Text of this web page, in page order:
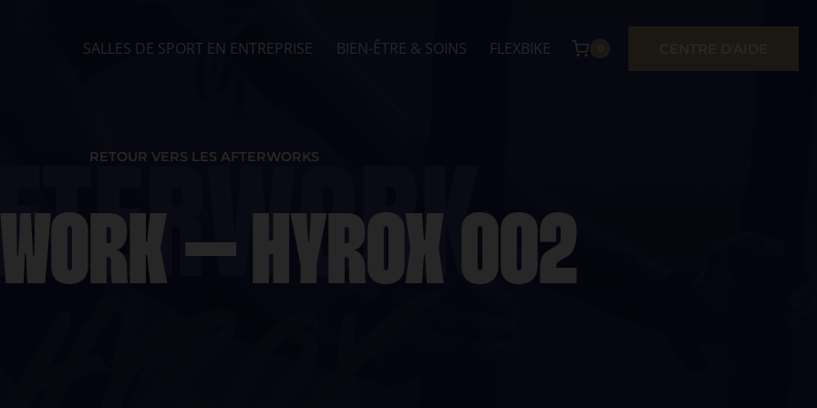
SALLES DE SPORT EN ENTREPRISE BIEN-ÊTRE & SOINS FLEXBIKE
RETOUR VERS LES AFTERWORKS
– HYROX 002